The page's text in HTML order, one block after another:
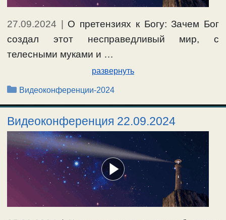
27.09.2024
О претензиях к Богу: Зачем Бог
создал этот несправедливый мир, с
телесными муками и …
развернуть
Рубрики
Видеоконференции-2024
Видеоконференция 22.09.2024